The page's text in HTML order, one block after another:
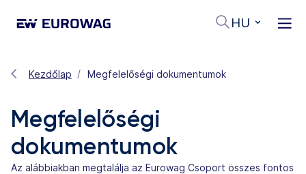
HU
Kezdőlap Megfelelőségi dokumentumok
Megfelelőségi
dokumentumok
Az alábbiakban megtalálja az Eurowag Csoport összes fontos